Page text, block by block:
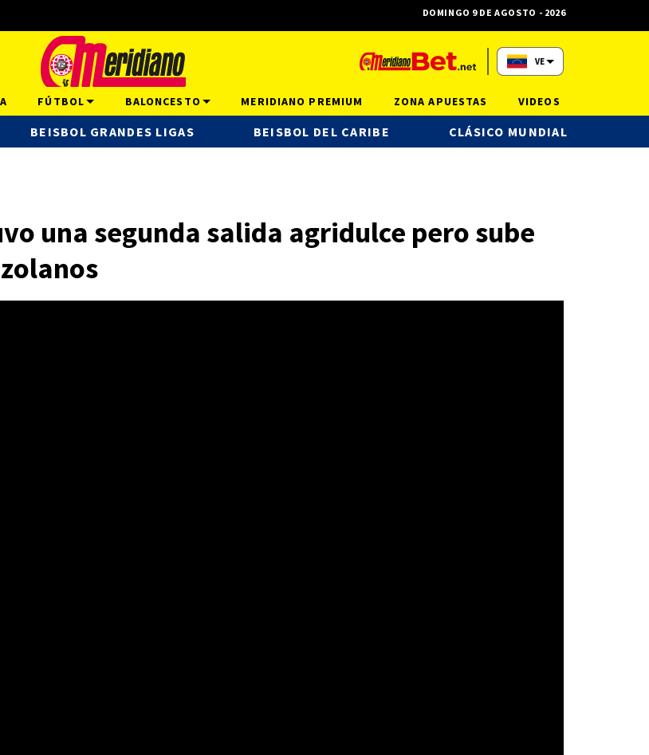
una segunda salida agridulce pero sube
DOMINGO 9 DE AGOSTO - 2026
VE
BEISBOL GRANDES LIGAS BEISBOL DEL CARIBE CLÁSICO MUNDIAL
FÚTBOL BALONCESTO MERIDIANO PREMIUM ZONA APUESTAS VIDEOS